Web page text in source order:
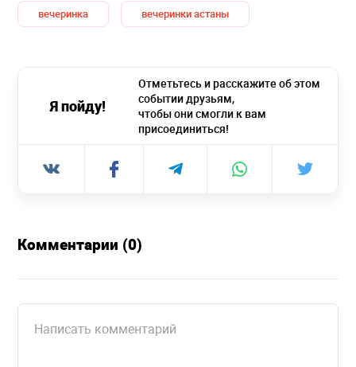
вечеринка вечеринки астаны
Я пойду!
Отметьтесь и расскажите об этом
событии друзьям,
чтобы они смогли к вам
присоединиться!
Комментарии (0)